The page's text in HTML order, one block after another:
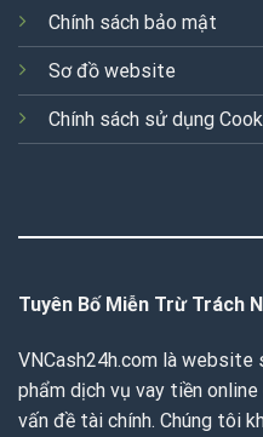
Chính sách bảo mật
Sơ đồ website
Chính sách sử dụng
Tuyên Bố Miễn Trừ Trách
VNCash24h.com là website
phẩm dịch vụ vay tiền
vấn đề tài chính. Chúng tôi